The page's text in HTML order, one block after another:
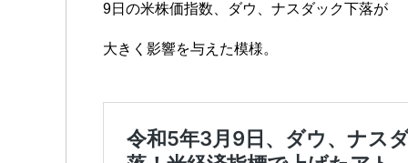
9日の米株価指数、ダウ、ナスダック下落が
大きく影響を与えた模様。